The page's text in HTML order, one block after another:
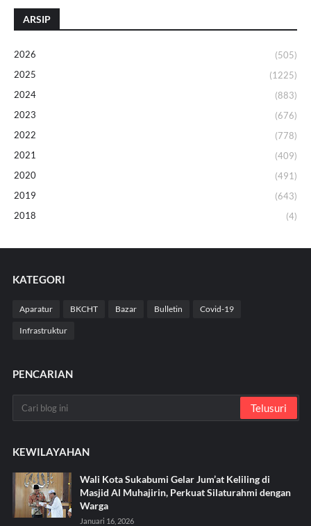
ARSIP
2026
(505)
2025
(1225)
2024
(883)
2023
(676)
2022
(778)
2021
(409)
2020
(491)
2019
(643)
2018
(4)
KATEGORI
Aparatur BKCHT Bazar Bulletin Covid-19
Infrastruktur
PENCARIAN
KEWILAYAHAN
Wali Kota Sukabumi Gelar Jum’at Keliling di
Masjid Al Muhajirin, Perkuat Silaturahmi dengan
Warga
Januari 16, 2026